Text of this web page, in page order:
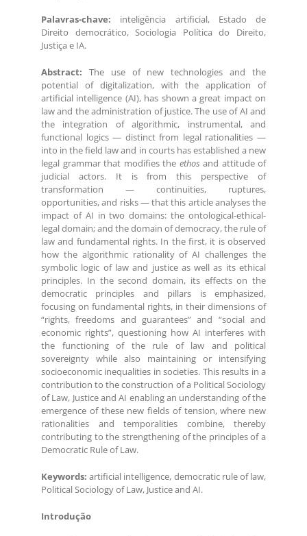
Palavras-chave: inteligência artificial, Estado de
Direito democrático, Sociologia Política do Direito,
Justiça e IA.
Abstract: The use of new technologies and the
potential of digitalization, with the application of
artificial intelligence (AI), has shown a great impact on
law and the administration of justice. The use of AI and
the integration of algorithmic, instrumental, and
functional logics — distinct from legal rationalities —
into in the field law and in courts has established a new
legal grammar that modifies the ethos and attitude of
judicial actors. It is from this perspective of
transformation — continuities, ruptures,
opportunities, and risks — that this article analyses the
impact of AI in two domains: the ontological-ethical-
legal domain; and the domain of democracy, the rule of
law and fundamental rights. In the first, it is observed
how the algorithmic rationality of AI challenges the
symbolic logic of law and justice as well as its ethical
principles. In the second domain, its effects on the
democratic principles and pillars is emphasized,
focusing on fundamental rights, in their dimensions of
“rights, freedoms and guarantees” and “social and
economic rights”, questioning how AI interferes with
the functioning of the rule of law and political
sovereignty while also maintaining or intensifying
socioeconomic inequalities in societies. This results in a
contribution to the construction of a Political Sociology
of Law, Justice and AI enabling an understanding of the
emergence of these new fields of tension, where new
rationalities and temporalities combine, thereby
contributing to the strengthening of the principles of a
Democratic Rule of Law.
Keywords:artificial intelligence, democratic rule of law,
Political Sociology of Law, Justice and AI.
Introdução